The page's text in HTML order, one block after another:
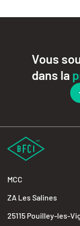
Vous
dans la
MCC
ZA Les Salines
25115 Pouilley-les-